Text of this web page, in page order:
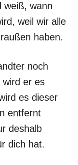
weiß, wann
weil wir alle
haben.
noch
wird er es
es dieser
entfernt
deshalb
dich hat.